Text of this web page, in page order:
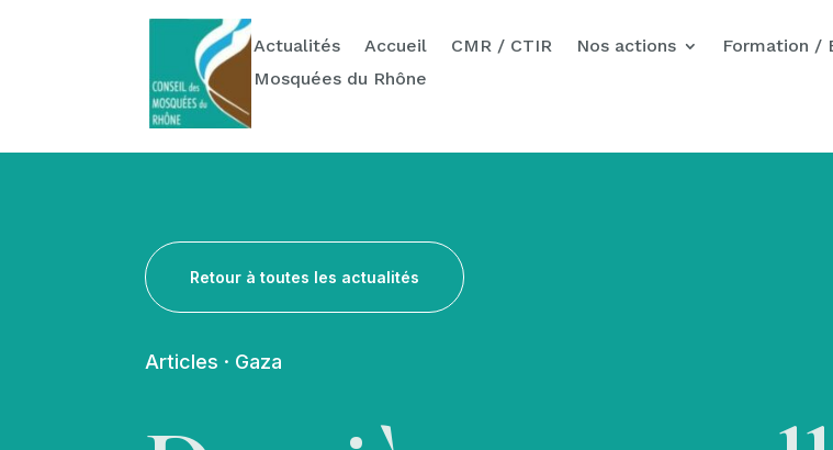
Actualités Accueil CMR / CTIR Nos actions
Formation /
Mosquées du Rhône
Actualités Ressources
Retour à toutes les actualités
Articles · Gaza